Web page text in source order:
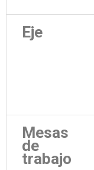
Eje
Mesas
de
trabajo